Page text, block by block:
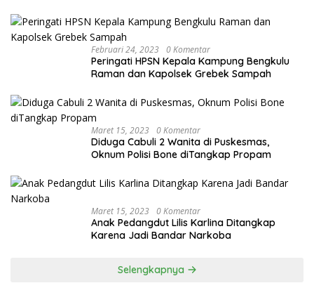
Februari 24, 2023 0 Komentar
Peringati HPSN Kepala Kampung Bengkulu
Raman dan Kapolsek Grebek Sampah
Maret 15, 2023 0 Komentar
Diduga Cabuli 2 Wanita di Puskesmas,
Oknum Polisi Bone diTangkap Propam
Maret 15, 2023 0 Komentar
Anak Pedangdut Lilis Karlina Ditangkap
Karena Jadi Bandar Narkoba
Selengkapnya